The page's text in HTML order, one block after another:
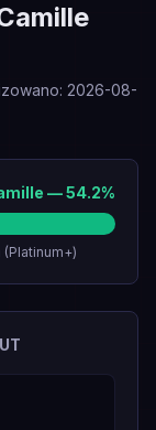
: 2026-08-
—54.2%